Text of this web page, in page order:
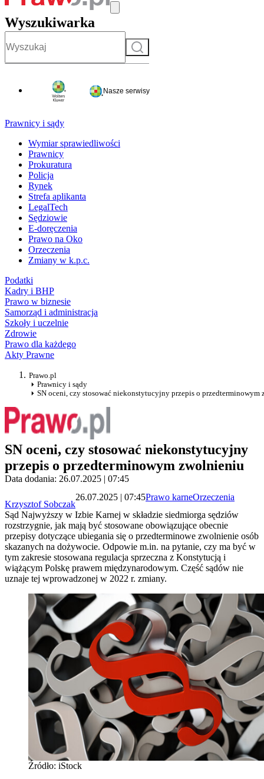
Wyszukiwarka
Szukaj
Nasze serwisy
Prawnicy i sądy
Wymiar sprawiedliwości
Prawnicy
Prokuratura
Policja
Rynek
Strefa aplikanta
LegalTech
Sędziowie
E-doręczenia
Prawo na Oko
Orzeczenia
Zmiany w k.p.c.
Podatki
Kadry i BHP
Prawo w biznesie
Samorząd i administracja
Szkoły i uczelnie
Zdrowie
Prawo dla każdego
Akty Prawne
Prawo.pl
Prawnicy i sądy
SN oceni, czy stosować niekonstytucyjny przepis o przedterminowym
SN oceni, czy stosować niekonstytucyjny
przepis o przedterminowym zwolnieniu
Data dodania: 26.07.2025 | 07:45
Krzysztof Sobczak
26.07.2025 | 07:45Prawo karneOrzeczenia
Sąd Najwyższy w Izbie Karnej w składzie siedmiorga sędziów
rozstrzygnie, jak mają być stosowane obowiązujące obecnie
przepisy dotyczące ubiegania się o przedterminowe zwolnienie osób
skazanych na dożywocie. Odpowie m.in. na pytanie, czy ma być w
tym zakresie stosowana regulacja sprzeczna z Konstytucją i
wiążącym Polskę prawem międzynarodowym. Część sądów nie
uznaje tej wprowadzonej w 2022 r. zmiany.
Źródło: iStock